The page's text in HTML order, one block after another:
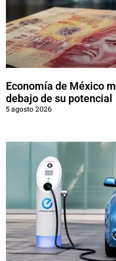
Economía de México
debajo de su potencial
5 agosto 2026